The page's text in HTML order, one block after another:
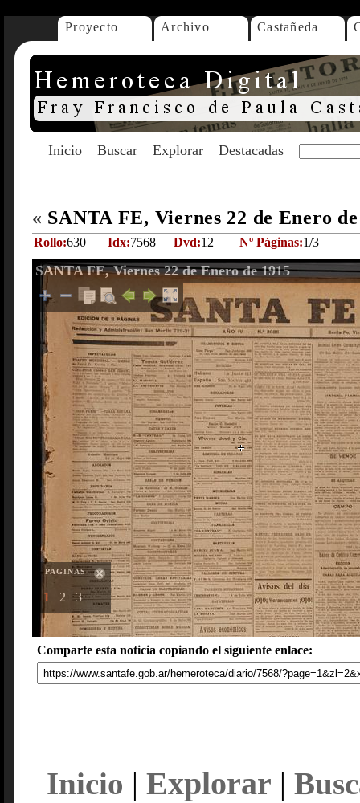
Proyecto Archivo Castañeda
Inicio Buscar Explorar Destacadas
« SANTA FE, Viernes 22 de Enero
Rollo:630 Idx:7568 Dvd:12 Nº Páginas:1/3
SANTA FE, Viernes 22 de Enero de 1915
PAGINAS
1 2 3
Comparte esta noticia copiando el siguiente enlace:
Inicio | Explorar |